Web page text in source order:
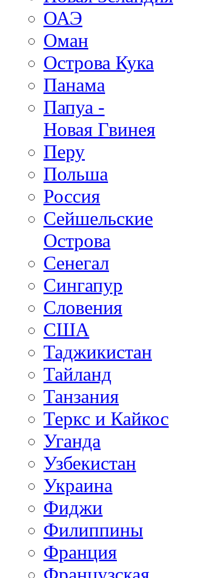
ОАЭ
Оман
Острова Кука
Панама
Папуа -
Новая Гвинея
Перу
Польша
Россия
Сейшельские
Острова
Сенегал
Сингапур
Словения
США
Таджикистан
Тайланд
Танзания
Теркс и Кайкос
Уганда
Узбекистан
Украина
Фиджи
Филиппины
Франция